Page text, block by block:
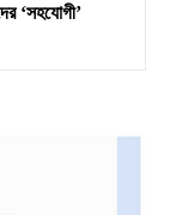
‘সহযোগী’